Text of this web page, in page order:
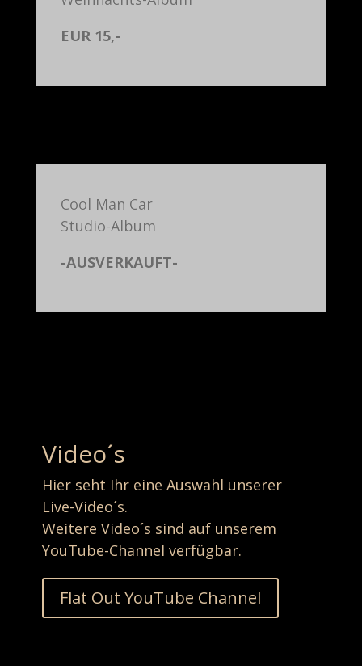
EUR 15,-
Cool Man Car
Studio-Album
-AUSVERKAUFT-
Video´s
Hier seht Ihr eine Auswahl unserer
Live-Video´s.
Weitere Video´s sind auf unserem
YouTube-Channel verfügbar.
Flat Out YouTube Channel